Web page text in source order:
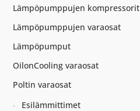
Lämpöpumppujen kompressorit
Lämpöpumppujen varaosat
Lämpöpumput
OilonCooling varaosat
Poltin varaosat
Esilämmittimet